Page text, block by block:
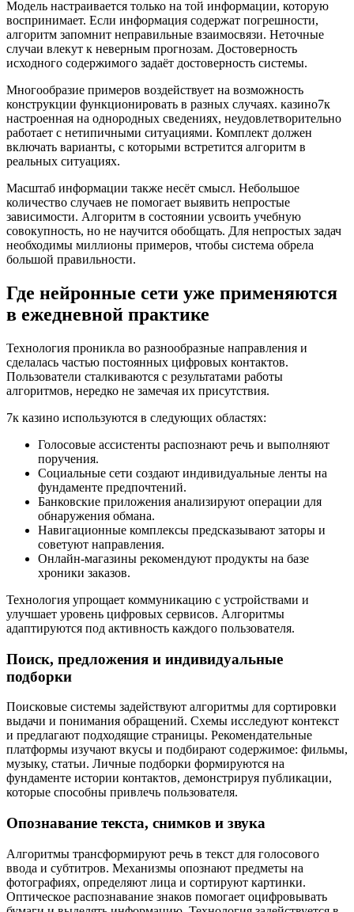
Модель настраивается только на той информации, которую
воспринимает. Если информация содержат погрешности,
алгоритм запомнит неправильные взаимосвязи. Неточные
случаи влекут к неверным прогнозам. Достоверность
исходного содержимого задаёт достоверность системы.
Многообразие примеров воздействует на возможность
конструкции функционировать в разных случаях. казино7к
настроенная на однородных сведениях, неудовлетворительно
работает с нетипичными ситуациями. Комплект должен
включать варианты, с которыми встретится алгоритм в
реальных ситуациях.
Масштаб информации также несёт смысл. Небольшое
количество случаев не помогает выявить непростые
зависимости. Алгоритм в состоянии усвоить учебную
совокупность, но не научится обобщать. Для непростых задач
необходимы миллионы примеров, чтобы система обрела
большой правильности.
Где нейронные сети уже применяются
в ежедневной практике
Технология проникла во разнообразные направления и
сделалась частью постоянных цифровых контактов.
Пользователи сталкиваются с результатами работы
алгоритмов, нередко не замечая их присутствия.
7к казино используются в следующих областях:
Голосовые ассистенты распознают речь и выполняют
поручения.
Социальные сети создают индивидуальные ленты на
фундаменте предпочтений.
Банковские приложения анализируют операции для
обнаружения обмана.
Навигационные комплексы предсказывают заторы и
советуют направления.
Онлайн-магазины рекомендуют продукты на базе
хроники заказов.
Технология упрощает коммуникацию с устройствами и
улучшает уровень цифровых сервисов. Алгоритмы
адаптируются под активность каждого пользователя.
Поиск, предложения и индивидуальные
подборки
Поисковые системы задействуют алгоритмы для сортировки
выдачи и понимания обращений. Схемы исследуют контекст
и предлагают подходящие страницы. Рекомендательные
платформы изучают вкусы и подбирают содержимое: фильмы,
музыку, статьи. Личные подборки формируются на
фундаменте истории контактов, демонстрируя публикации,
которые способны привлечь пользователя.
Опознавание текста, снимков и звука
Алгоритмы трансформируют речь в текст для голосового
ввода и субтитров. Механизмы опознают предметы на
фотографиях, определяют лица и сортируют картинки.
Оптическое распознавание знаков помогает оцифровывать